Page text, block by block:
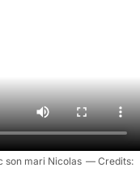
son mari Nicolas